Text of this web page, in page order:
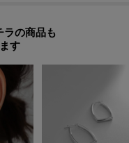
ラの商品も
す